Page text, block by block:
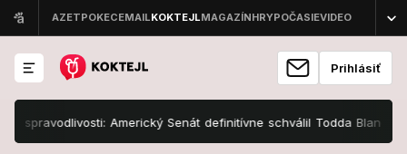
Prihlásiť
Americký Senát definitívne schválil Todda Blanchea